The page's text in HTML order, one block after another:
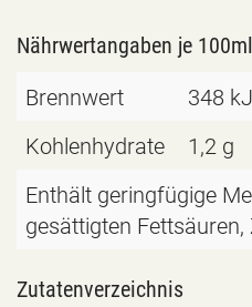
Nährwertangaben je 100ml
Brennwert
348
Kohlenhydrate
1,2 g
Enthält geringfügige
gesättigten Fettsäuren,
Zutatenverzeichnis